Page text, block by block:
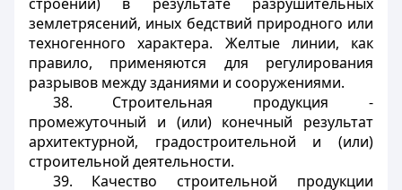
землетрясений, иных бедствий природного или
техногенного характера. Желтые линии, как
правило, применяются для регулирования
разрывов между зданиями и сооружениями.
38. Строительная продукция -
промежуточный и (или) конечный результат
архитектурной, градостроительной и (или)
строительной деятельности.
39. Качество строительной продукции